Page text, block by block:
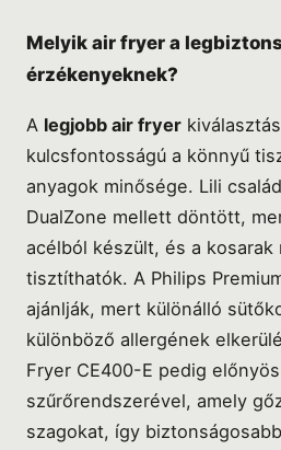
Melyik air fryer a
érzékenyeknek?
A legjobb air fryer
kulcsfontosságú a könnyű
anyagok minősége. Lili
DualZone mellett döntött,
acélból készült, és a kosarak
tisztíthatók. A Philips
ajánlják, mert különálló
különböző allergének
Fryer CE400-E pedig
szűrőrendszerével, amely
szagokat, így